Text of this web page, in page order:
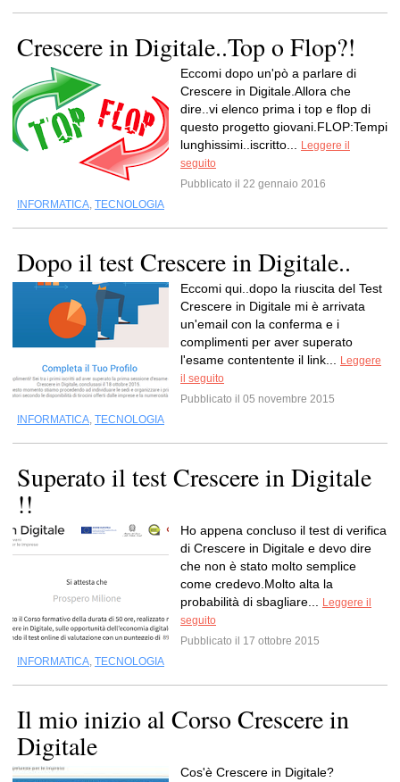
Crescere in Digitale..Top o Flop?!
Eccomi dopo un'pò a parlare di
Crescere in Digitale.Allora che
dire..vi elenco prima i top e flop di
questo progetto giovani.FLOP:Tempi
lunghissimi..iscritto...
Leggere il
seguito
Pubblicato il 22 gennaio 2016
INFORMATICA, TECNOLOGIA
Dopo il test Crescere in Digitale..
Eccomi qui..dopo la riuscita del Test
Crescere in Digitale mi è arrivata
un'email con la conferma e i
complimenti per aver superato
l'esame contentente il link...
Leggere
il seguito
Pubblicato il 05 novembre 2015
INFORMATICA, TECNOLOGIA
Superato il test Crescere in Digitale
!!
Ho appena concluso il test di verifica
di Crescere in Digitale e devo dire
che non è stato molto semplice
come credevo.Molto alta la
probabilità di sbagliare...
Leggere il
seguito
Pubblicato il 17 ottobre 2015
INFORMATICA, TECNOLOGIA
Il mio inizio al Corso Crescere in
Digitale
Cos'è Crescere in Digitale?